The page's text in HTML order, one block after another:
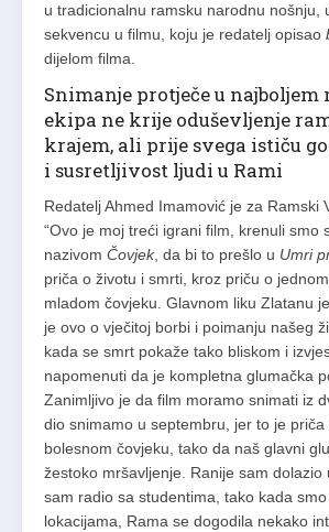
u tradicionalnu ramsku narodnu nošnju,
sekvencu u filmu, koju je redatelj opisao
dijelom filma.
Snimanje protječe u najboljem
ekipa ne krije oduševljenje
krajem, ali prije svega ističu
i susretljivost ljudi u Rami
Redatelj Ahmed Imamović je za Ramski
“Ovo je moj treći igrani film, krenuli smo
nazivom Čovjek, da bi to prešlo u Umri
priča o životu i smrti, kroz priču o
mladom čovjeku. Glavnom liku Zlatanu
je ovo o vječitoj borbi i poimanju našeg
kada se smrt pokaže tako bliskom i
napomenuti da je kompletna glumačka
Zanimljivo je da film moramo snimati iz
dio snimamo u septembru, jer to je priča
bolesnom čovjeku, tako da naš glavni
žestoko mršavljenje. Ranije sam dolazio
sam radio sa studentima, tako kada
lokacijama, Rama se dogodila nekako